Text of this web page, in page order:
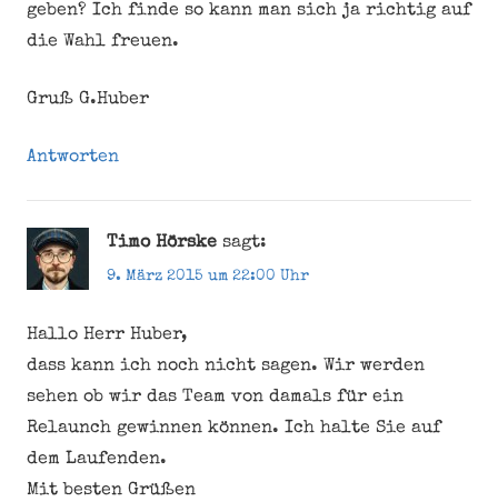
geben? Ich finde so kann man sich ja richtig auf
die Wahl freuen.
Gruß G.Huber
Antworten
Timo Hörske sagt:
9. März 2015 um 22:00 Uhr
Hallo Herr Huber,
dass kann ich noch nicht sagen. Wir werden
sehen ob wir das Team von damals für ein
Relaunch gewinnen können. Ich halte Sie auf
dem Laufenden.
Mit besten Grüßen